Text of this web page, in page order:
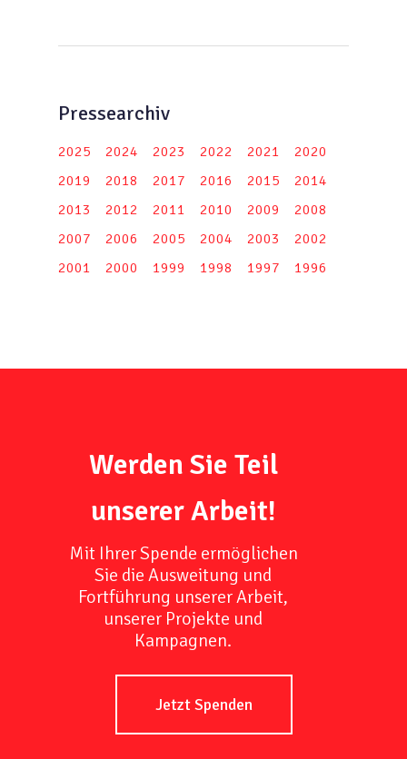
Pressearchiv
2025 2024 2023 2022 2021
2020
2019
2018 2017 2016 2015
2014
2013
2012 2011 2010 2009
2008
2007
2006 2005 2004 2003
2002
2001
2000 1999 1998 1997 1996
Werden Sie Teil
unserer Arbeit!
Mit Ihrer Spende ermöglichen
Sie die Ausweitung und
Fortführung unserer Arbeit,
unserer Projekte und
Kampagnen.
Jetzt Spenden